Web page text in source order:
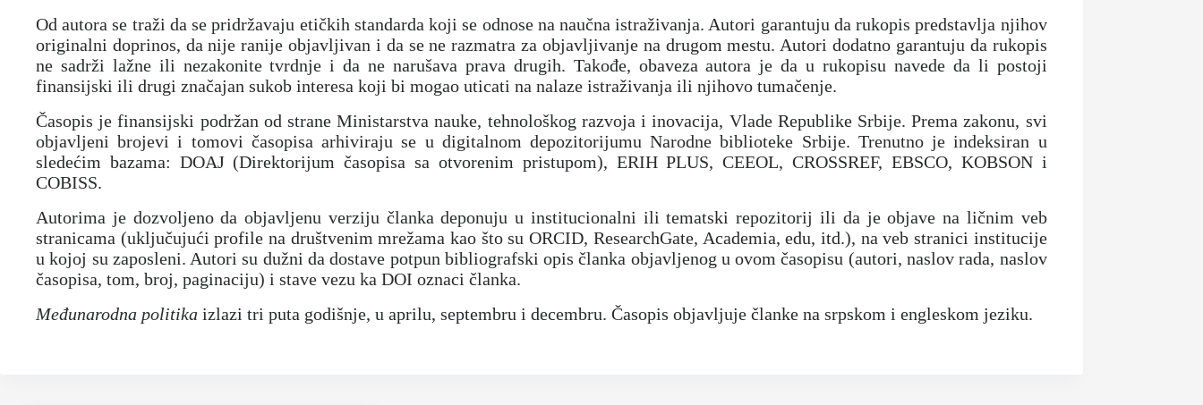
Od autora se traži da se pridržavaju etičkih standarda koji se odnose na naučna istraživanja. Autori garantuju da rukopis predstavlja njihov
originalni doprinos, da nije ranije objavljivan i da se ne razmatra za objavljivanje na drugom mestu. Autori dodatno garantuju da rukopis
ne sadrži lažne ili nezakonite tvrdnje i da ne narušava prava drugih. Takođe, obaveza autora je da u rukopisu navede da li postoji
finansijski ili drugi značajan sukob interesa koji bi mogao uticati na nalaze istraživanja ili njihovo tumačenje.
Časopis je finansijski podržan od strane Ministarstva nauke, tehnološkog razvoja i inovacija, Vlade Republike Srbije. Prema zakonu, svi
objavljeni brojevi i tomovi časopisa arhiviraju se u digitalnom depozitorijumu Narodne biblioteke Srbije. Trenutno je indeksiran u
sledećim bazama: DOAJ (Direktorijum časopisa sa otvorenim pristupom), ERIH PLUS, CEEOL, CROSSREF, EBSCO, KOBSON i
COBISS.
Autorima je dozvoljeno da objavljenu verziju članka deponuju u institucionalni ili tematski repozitorij ili da je objave na ličnim veb
stranicama (uključujući profile na društvenim mrežama kao što su ORCID, ResearchGate, Academia, edu, itd.), na veb stranici institucije
u kojoj su zaposleni. Autori su dužni da dostave potpun bibliografski opis članka objavljenog u ovom časopisu (autori, naslov rada, naslov
časopisa, tom, broj, paginaciju) i stave vezu ka DOI oznaci članka.
Međunarodna politika izlazi tri puta godišnje, u aprilu, septembru i decembru. Časopis objavljuje članke na srpskom i engleskom jeziku.